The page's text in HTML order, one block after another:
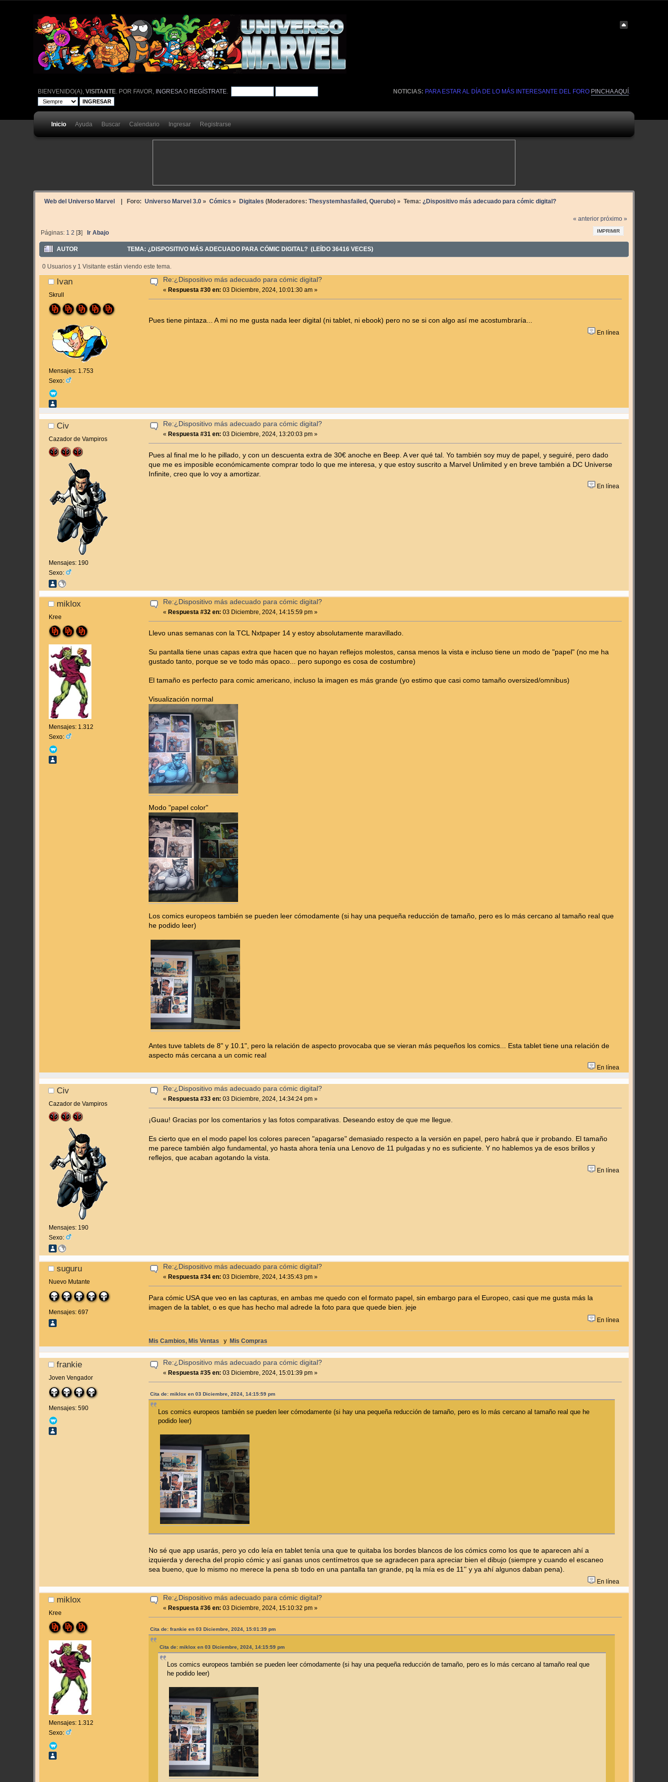
NOTICIAS: PARA ESTAR AL DÍA DE LO MÁS INTERESANTE DEL FORO PINCHA AQUÍ
BIENVENIDO(A), VISITANTE. POR FAVOR, INGRESAO REGÍSTRATE.
Inicio Ayuda Buscar Calendario Ingresar Registrarse
Web del Universo Marvel | Foro: Universo Marvel 3.0» Cómics » Digitales (Moderadores: Thesystemhasfailed, Querubo) » Tema: ¿Dispositivo más adecuado para cómic digital?
« anterior próximo »
IMPRIMIR
Páginas: 1 2 [3] Ir Abajo
AUTOR TEMA: ¿DISPOSITIVO MÁS ADECUADO PARA CÓMIC DIGITAL? (LEÍDO 36416 VECES)
0 Usuarios y 1 Visitante están viendo este tema.
Ivan
Skrull
Mensajes: 1.753
Sexo:
Re:¿Dispositivo más adecuado para cómic digital?
«Respuesta #30 en: 03 Diciembre, 2024, 10:01:30 am »
Pues tiene pintaza... A mi no me gusta nada leer digital (ni tablet, ni ebook) pero no se si con algo así me acostumbraría...
En línea
Civ
Cazador de Vampiros
Mensajes: 190
Sexo:
Re:¿Dispositivo más adecuado para cómic digital?
«Respuesta #31 en: 03 Diciembre, 2024, 13:20:03 pm »
Pues al final me lo he pillado, y con un descuenta extra de 30€ anoche en Beep. A ver qué tal. Yo también soy muy de papel, y seguiré, pero dado
que me es imposible económicamente comprar todo lo que me interesa, y que estoy suscrito a Marvel Unlimited y en breve también a DC Universe
Infinite, creo que lo voy a amortizar.
En línea
miklox
Kree
Mensajes: 1.312
Sexo:
Re:¿Dispositivo más adecuado para cómic digital?
«Respuesta #32 en: 03 Diciembre, 2024, 14:15:59 pm »
Llevo unas semanas con la TCL Nxtpaper 14 y estoy absolutamente maravillado.
Su pantalla tiene unas capas extra que hacen que no hayan reflejos molestos, cansa menos la vista e incluso tiene un modo de "papel" (no me ha
gustado tanto, porque se ve todo más opaco... pero supongo es cosa de costumbre)
El tamaño es perfecto para comic americano, incluso la imagen es más grande (yo estimo que casi como tamaño oversized/omnibus)
Visualización normal
Modo "papel color"
Los comics europeos también se pueden leer cómodamente (si hay una pequeña reducción de tamaño, pero es lo más cercano al tamaño real que
he podido leer)
Antes tuve tablets de 8" y 10.1", pero la relación de aspecto provocaba que se vieran más pequeños los comics... Esta tablet tiene una relación de
aspecto más cercana a un comic real
En línea
Civ
Cazador de Vampiros
Mensajes: 190
Sexo:
Re:¿Dispositivo más adecuado para cómic digital?
« Respuesta #33 en: 03 Diciembre, 2024, 14:34:24 pm »
¡Guau! Gracias por los comentarios y las fotos comparativas. Deseando estoy de que me llegue.
Es cierto que en el modo papel los colores parecen "apagarse" demasiado respecto a la versión en papel, pero habrá que ir probando. El tamaño
me parece también algo fundamental, yo hasta ahora tenía una Lenovo de 11 pulgadas y no es suficiente. Y no hablemos ya de esos brillos y
reflejos, que acaban agotando la vista.
En línea
suguru
Nuevo Mutante
Mensajes: 697
Re:¿Dispositivo más adecuado para cómic digital?
« Respuesta #34 en: 03 Diciembre, 2024, 14:35:43 pm »
Para cómic USA que veo en las capturas, en ambas me quedo con el formato papel, sin embargo para el Europeo, casi que me gusta más la
imagen de la tablet, o es que has hecho mal adrede la foto para que quede bien. jeje
En línea
Mis Cambios, Mis Ventas yMis Compras
frankie
Joven Vengador
Mensajes: 590
Re:¿Dispositivo más adecuado para cómic digital?
« Respuesta #35 en: 03 Diciembre, 2024, 15:01:39 pm »
Cita de: miklox en 03 Diciembre, 2024, 14:15:59 pm
Los comics europeos también se pueden leer cómodamente (si hay una pequeña reducción de tamaño, pero es lo más cercano al tamaño real que he
podido leer)
No sé que app usarás, pero yo cdo leía en tablet tenía una que te quitaba los bordes blancos de los cómics como los que te aparecen ahí a
izquierda y derecha del propio cómic y así ganas unos centímetros que se agradecen para apreciar bien el dibujo (siempre y cuando el escaneo
sea bueno, que lo mismo no merece la pena sb todo en una pantalla tan grande, pq la mía es de 11'' y ya ahí algunos daban pena).
En línea
miklox
Kree
Mensajes: 1.312
Sexo:
Re:¿Dispositivo más adecuado para cómic digital?
« Respuesta #36 en: 03 Diciembre, 2024, 15:10:32 pm »
Cita de: frankie en 03 Diciembre, 2024, 15:01:39 pm
Cita de: miklox en 03 Diciembre, 2024, 14:15:59 pm
Los comics europeos también se pueden leer cómodamente (si hay una pequeña reducción de tamaño, pero es lo más cercano al tamaño real que
he podido leer)